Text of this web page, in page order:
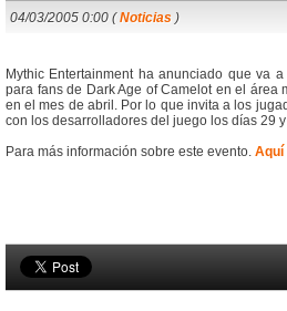
04/03/2005 0:00 (Noticias )
Mythic Entertainment ha anunciado que va
para fans de Dark Age of Camelot en el área
en el mes de abril. Por lo que invita a los
con los desarrolladores del juego los días 29
Para más información sobre este evento. Aquí